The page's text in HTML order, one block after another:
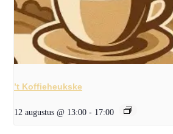
’t Koffieheukske
12 augustus @ 13:00 - 17:00